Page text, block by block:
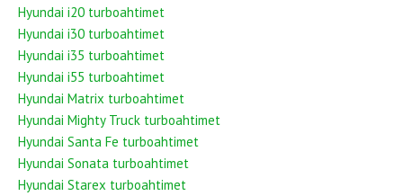
Hyundai i20 turboahtimet
Hyundai i30 turboahtimet
Hyundai i35 turboahtimet
Hyundai i55 turboahtimet
Hyundai Matrix turboahtimet
Hyundai Mighty Truck turboahtimet
Hyundai Santa Fe turboahtimet
Hyundai Sonata turboahtimet
Hyundai Starex turboahtimet